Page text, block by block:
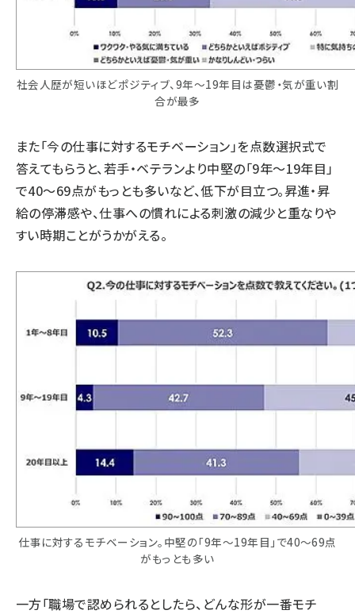
社会人歴が短いほどポジティブ、9年〜19年目は憂鬱・気が重い割
合が最多
また「今の仕事に対するモチベーション」を点数選択式で
答えてもらうと、若手・ベテランより中堅の「9年～19年目」
で40～69点がもっとも多いなど、低下が目立つ。昇進・昇
給の停滞感や、仕事への慣れによる刺激の減少と重なりや
すい時期ことがうかがえる。
仕事に対するモチベーション。中堅の「9年～19年目」で40～69点
がもっとも多い
一方「職場で認められるとしたら、どんな形が一番モチ